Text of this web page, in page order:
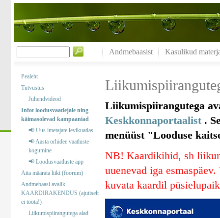
Andmebaasist Kasulikud
Pealeht
Tutvustus
Juhendvideod
Infot loodusvaatlejale ning
käimasolevad kampaaniad
📢 Uus imetajate levikuatlas
📢 Aasta orhidee vaatluste
kogumine
📢 Loodusvaatluste äpp
Aita määrata liiki (foorum)
Andmebaasi avalik
KAARDIRAKENDUS (ajutiselt
ei tööta!)
Liikumispiirangutega alad
Liikumispiirangutega
Keskkonnaportaalist.
menüüst "Looduse
NB! Kaardikihid, sh
uuenevad iga
kuvata kaardil